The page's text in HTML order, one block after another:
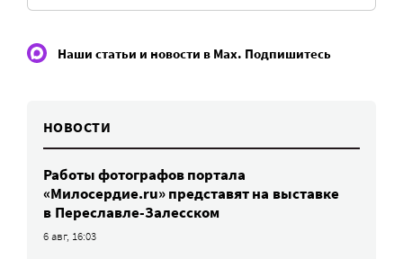
Наши статьи и новости в Max. Подпишитесь
НОВОСТИ
Работы фотографов портала
«Милосердие.ru» представят на выставке
в Переславле-Залесском
6 авг, 16:03